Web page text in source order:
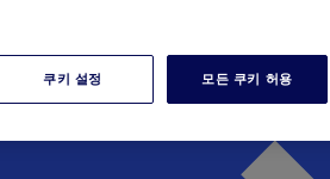
쿠키 설정 모든 쿠키 허용